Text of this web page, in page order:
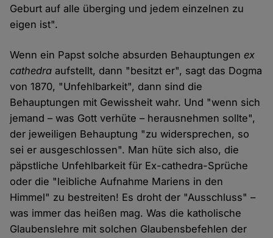
Geburt auf alle überging und jedem einzelnen zu
eigen ist".
Wenn ein Papst solche absurden Behauptungenex
cathedra aufstellt, dann "besitzt er", sagt das Dogma
von 1870, "Unfehlbarkeit", dann sind die
Behauptungen mit Gewissheit wahr. Und "wenn sich
jemand – was Gott verhüte – herausnehmen sollte",
der jeweiligen Behauptung "zu widersprechen, so
sei er ausgeschlossen". Man hüte sich also, die
päpstliche Unfehlbarkeit für Ex-cathedra-Sprüche
oder die "leibliche Aufnahme Mariens in den
Himmel" zu bestreiten! Es droht der "Ausschluss" –
was immer das heißen mag. Was die katholische
Glaubenslehre mit solchen Glaubensbefehlen der